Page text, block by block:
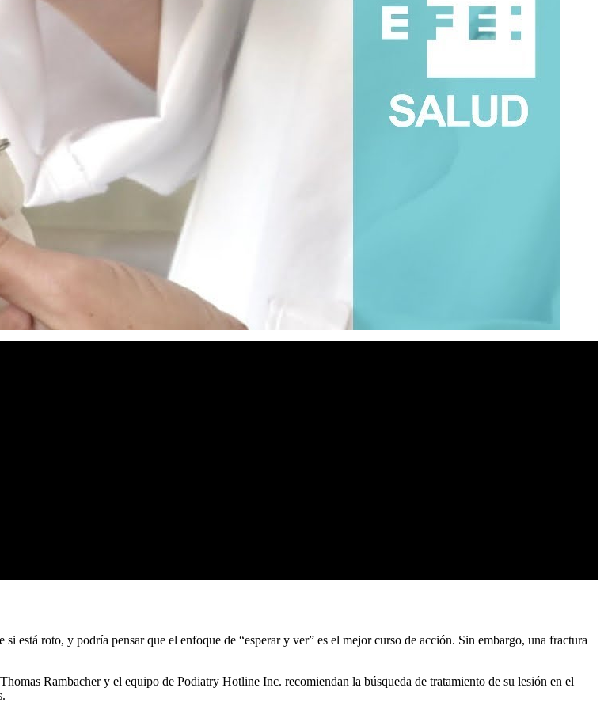
está roto, y podría pensar que el enfoque de “esperar y ver” es el mejor curso de acción. Sin embargo, una fractura
Rambacher y el equipo de Podiatry Hotline Inc. recomiendan la búsqueda de tratamiento de su lesión en el